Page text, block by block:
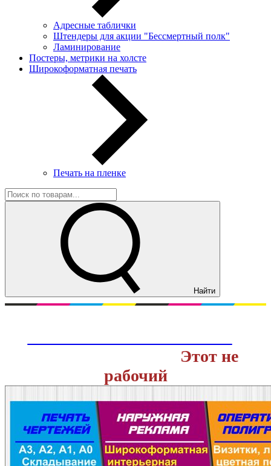
Адресные таблички
Штендеры для акции "Бессмертный полк"
Ламинирование
Постеры, метрики на холсте
Широкоформатная печать
Печать на пленке
Найти
Этот не
рабочий